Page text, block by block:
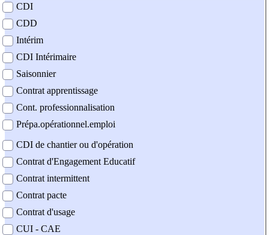
contrat
CDI
CDD
Intérim
CDI Intérimaire
Saisonnier
Contrat apprentissage
Cont. professionnalisation
Prépa.opérationnel.emploi
CDI de chantier ou d'opération
Contrat d'Engagement Educatif
Contrat intermittent
Contrat pacte
Contrat d'usage
CUI - CAE